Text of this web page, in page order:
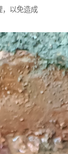
，以免造成